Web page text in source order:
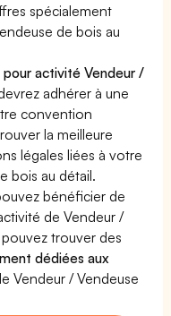
spécialement
de bois au
activité Vendeur /
adhérer à une
convention
la meilleure
légales liées à votre
bois au détail.
bénéficier de
de Vendeur /
trouver des
dédiées aux
Vendeur / Vendeuse